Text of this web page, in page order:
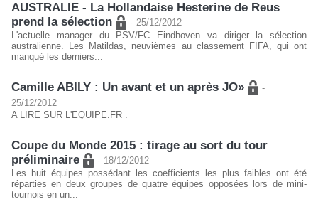
AUSTRALIE - La Hollandaise Hesterine de Reus
prend la sélection
- 25/12/2012
L'actuelle manager du PSV/FC Eindhoven va diriger la sélection
australienne. Les Matildas, neuvièmes au classement FIFA, qui ont
manqué les derniers...
Camille ABILY : Un avant et un après JO»
-
25/12/2012
A LIRE SUR L'EQUIPE.FR .
Coupe du Monde 2015 : tirage au sort du tour
préliminaire
- 18/12/2012
Les huit équipes possédant les coefficients les plus faibles ont été
réparties en deux groupes de quatre équipes opposées lors de mini-
tournois en un...